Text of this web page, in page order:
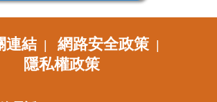
連結| 網路安全政策|
隱私權政策